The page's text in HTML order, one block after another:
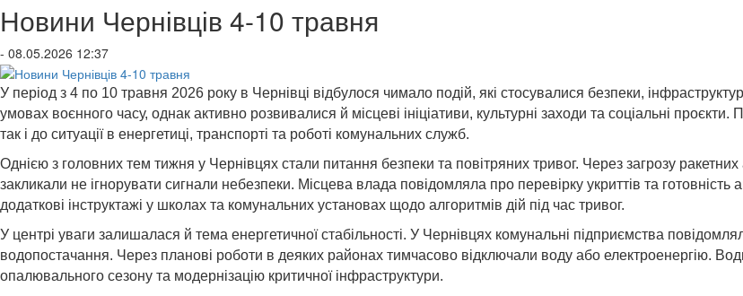
Новини Чернівців 4-10 травня
- 08.05.2026 12:37
У період з 4 по 10 травня 2026 року в Чернівці відбулося чимало подій, які стосувалися безпеки,
умовах воєнного часу, однак активно розвивалися й місцеві ініціативи, культурні заходи та соціальні
так і до ситуації в енергетиці, транспорті та роботі комунальних служб.
Однією з головних тем тижня у Чернівцях стали питання безпеки та повітряних тривог. Через загрозу ракетних
закликали не ігнорувати сигнали небезпеки. Місцева влада повідомляла про перевірку укриттів та
додаткові інструктажі у школах та комунальних установах щодо алгоритмів дій під час тривог.
У центрі уваги залишалася й тема енергетичної стабільності. У Чернівцях комунальні підприємства
водопостачання. Через планові роботи в деяких районах тимчасово відключали воду або електроенергію.
опалювального сезону та модернізацію критичної інфраструктури.